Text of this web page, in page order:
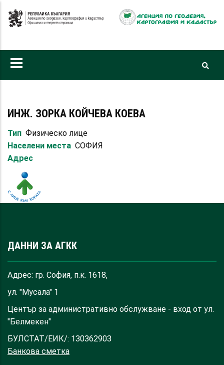
към
ИНЖ. ЗОРКА КОЙЧЕВА КОЕВА
Тип Физическо лице
Населени места СОФИЯ
Адрес
ДАННИ ЗА АГКК
Адрес: гр. София, п.к. 1618,
ул. "Мусала" 1
Център за административно обслужване - вход от ул.
"Белмекен"
БУЛСТАТ/ЕИК/: 130362903
Банкова сметка